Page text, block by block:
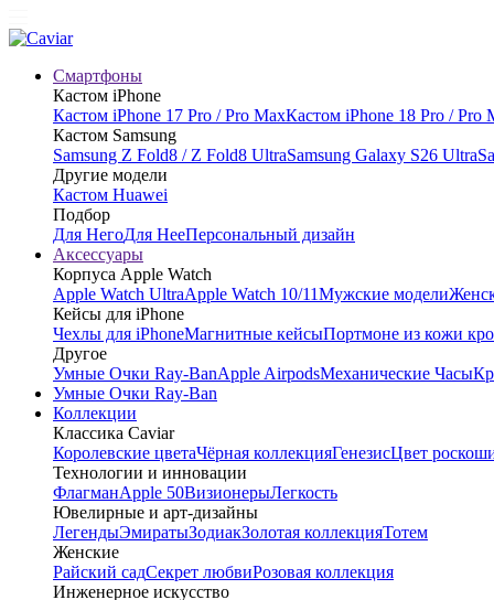
Смартфоны
Кастом iPhone
Кастом iPhone 17 Pro / Pro MaxКастом iPhone 18 Pro / Pro
Кастом Samsung
Samsung Z Fold8 / Z Fold8 UltraSamsung Galaxy S26 Ultra
Другие модели
Кастом Huawei
Подбор
Для НегоДля НееПерсональный дизайн
Аксессуары
Корпуса Apple Watch
Apple Watch UltraApple Watch 10/11Мужские модели
Кейсы для iPhone
Чехлы для iPhoneМагнитные кейсыПортмоне из кожи
Другое
Умные Очки Ray-BanApple AirpodsМеханические Часы
Умные Очки Ray-Ban
Коллекции
Классика Caviar
Королевские цветаЧёрная коллекцияГенезисЦвет
Технологии и инновации
ФлагманApple 50ВизионерыЛегкость
Ювелирные и арт-дизайны
ЛегендыЭмиратыЗодиакЗолотая коллекцияТотем
Женские
Райский садСекрет любвиРозовая коллекция
Инженерное искусство